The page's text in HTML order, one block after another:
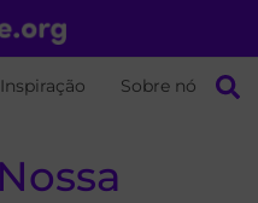
Inspiração Sobre nós